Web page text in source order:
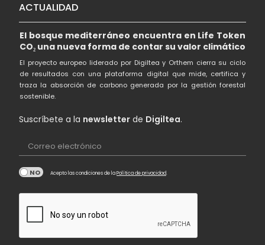
ACTUALIDAD
El bosque mediterráneo encuentra en Life Token
CO₂ una nueva forma de contar su valor climático
El proyecto europeo liderado por Digiltea y Orthem cierra su ciclo
de resultados con una plataforma digital que mide, certifica y
traza la absorción de carbono generada por la gestión forestal
sostenible.
Suscríbete a la newsletterde Digiltea.
Correo electrónico
Acepto las condiciones de laPolítica de privacidad.